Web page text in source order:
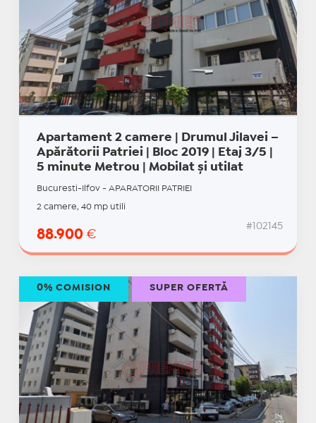
Apartament 2 camere | Drumul Jilavei –
Apărătorii Patriei | Bloc 2019 | Etaj 3/5 |
5 minute Metrou | Mobilat și utilat
Bucuresti-Ilfov - APARATORII PATRIEI
2 camere, 40 mp utili
88.900 €
#102145
0% COMISION SUPER OFERTĂ